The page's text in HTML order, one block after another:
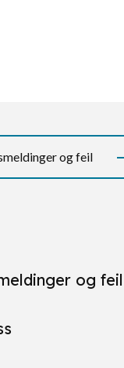
og feil
og feil